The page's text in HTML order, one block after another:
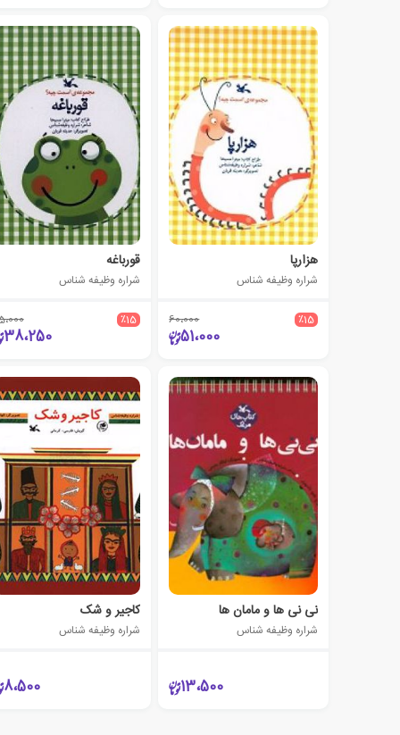
هزارپا
شراره وظیفه شناس
٪15 60،000
51،000
قورباغه
شراره وظیفه شناس
٪15
38،250
نی نی ها و مامان ها
شراره وظیفه شناس
13،500
کاجیر و شک
شراره وظیفه شناس
8،500